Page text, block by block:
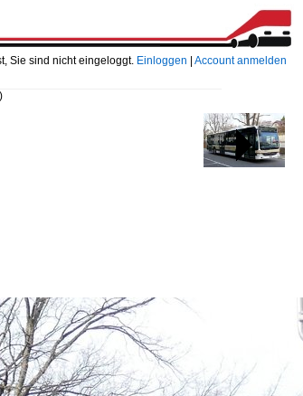
Sie sind nicht eingeloggt. Einloggen Account anmelden